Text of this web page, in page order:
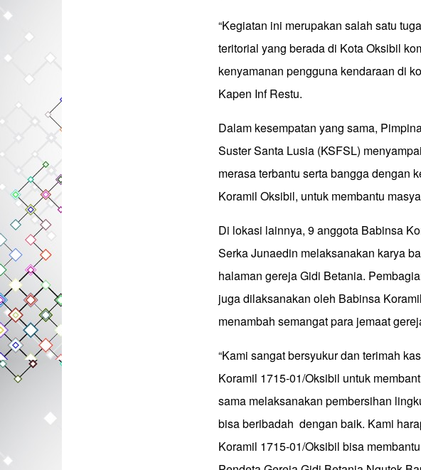
“Kegiatan ini merupakan salah satu
teritorial yang berada di Kota Oksibil
kenyamanan pengguna kendaraan di
Kapen Inf Restu.
Dalam kesempatan yang sama,
Suster Santa Lusia (KSFSL)
merasa terbantu serta bangga dengan
Koramil Oksibil, untuk membantu
Di lokasi lainnya, 9 anggota Babinsa
Serka Junaedin melaksanakan karya
halaman gereja Gidi Betania.
juga dilaksanakan oleh Babinsa
menambah semangat para jemaat
“Kami sangat bersyukur dan terimah
Koramil 1715-01/Oksibil untuk
sama melaksanakan pembersihan
bisa beribadah dengan baik. Kami
Koramil 1715-01/Oksibil bisa